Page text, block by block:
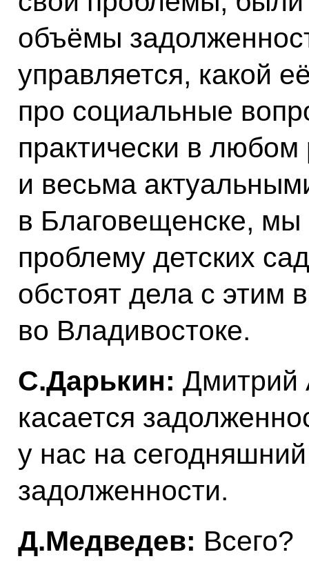
объёмы
управляется, какой
про социальные
практически в
и весьма
в Благовещенске,
проблему детских
обстоят дела с этим
во Владивостоке.
С.Дарькин: Дмитрий
касается
у нас на
задолженности.
Д.Медведев: Всего?